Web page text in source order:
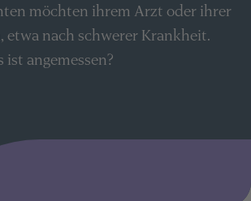
möchten ihrem Arzt oder ihrer
etwa nach schwerer Krankheit.
ist angemessen?